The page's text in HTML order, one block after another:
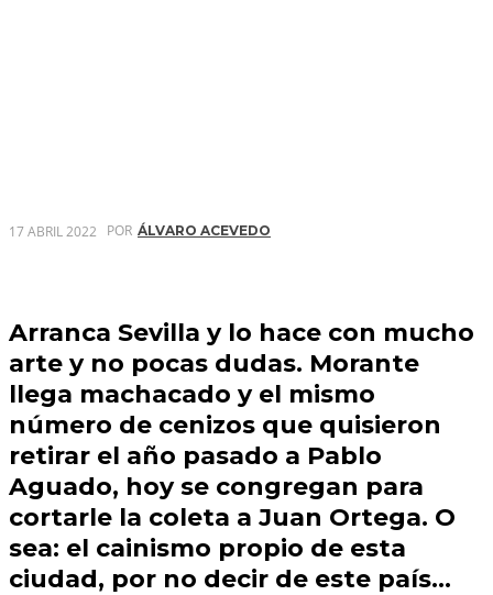
17 ABRIL 2022 POR ÁLVARO ACEVEDO
Arranca Sevilla y lo hace con mucho
arte y no pocas dudas. Morante
llega machacado y el mismo
número de cenizos que quisieron
retirar el año pasado a Pablo
Aguado, hoy se congregan para
cortarle la coleta a Juan Ortega. O
sea: el cainismo propio de esta
ciudad, por no decir de este país…